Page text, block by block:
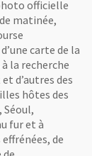
officielle
matinée,
carte de la
la recherche
d’autres des
hôtes des
Séoul,
fur et à
de